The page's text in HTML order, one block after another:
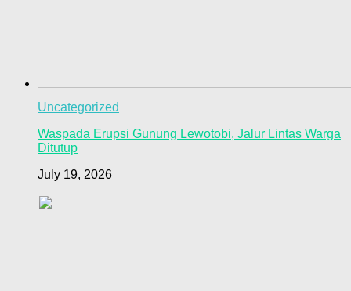
Uncategorized
Waspada Erupsi Gunung Lewotobi, Jalur Lintas Warga
Ditutup
July 19, 2026